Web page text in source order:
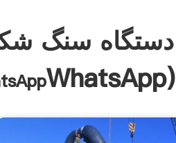
WhatsApp)